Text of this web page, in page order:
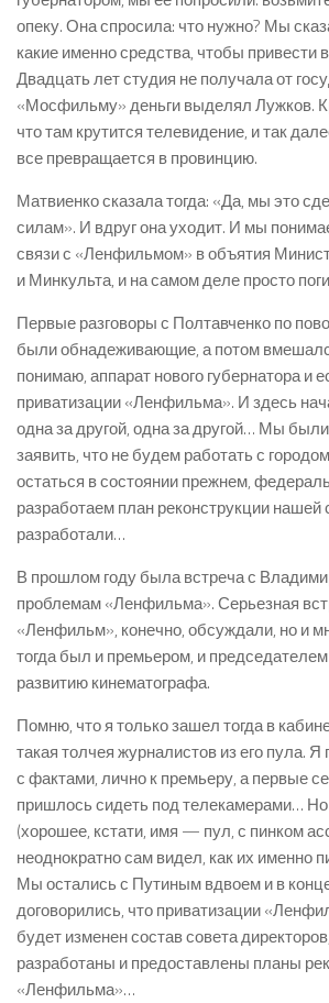
опеку. Она спросила: что нужно? Мы
какие именно средства, чтобы привести
Двадцать лет студия не получала от
«Мосфильму» деньги выделял Лужков.
что там крутится телевидение, и так
все превращается в провинцию.
Матвиенко сказала тогда: «Да, мы это
силам». И вдруг она уходит. И мы
связи с «Ленфильмом» в объятия
и Минкульта, и на самом деле просто
Первые разговоры с Полтавченко по
были обнадеживающие, а потом
понимаю, аппарат нового губернатора и
приватизации «Ленфильма». И здесь
одна за другой, одна за другой… Мы
заявить, что не будем работать с
остаться в состоянии прежнем,
разработаем план реконструкции нашей
разработали…
В прошлом году была встреча с
проблемам «Ленфильма». Серьезная
«Ленфильм», конечно, обсуждали, но и
тогда был и премьером, и
развитию кинематографа.
Помню, что я только зашел тогда в
такая толчея журналистов из его пула.
с фактами, лично к премьеру, а первые
пришлось сидеть под телекамерами…
(хорошее, кстати, имя — пул, с пинком
неоднократно сам видел, как их именно
Мы остались с Путиным вдвоем и в
договорились, что приватизации
будет изменен состав совета
разработаны и предоставлены планы
«Ленфильма»…